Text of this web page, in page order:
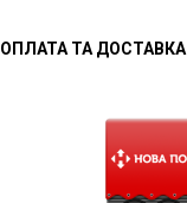
ОПЛАТА ТА ДОСТАВКА